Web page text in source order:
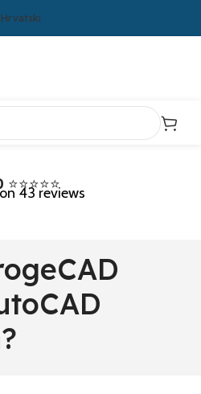
Hrvatski
⭐⭐⭐⭐⭐
43 reviews